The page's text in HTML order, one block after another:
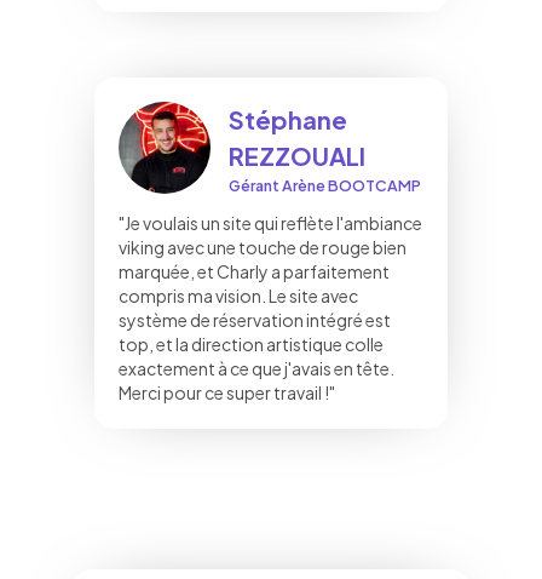
Stéphane
REZZOUALI
Gérant Arène BOOTCAMP
"Je voulais un site qui reflète l'ambiance
viking avec une touche de rouge bien
marquée, et Charly a parfaitement
compris ma vision. Le site avec
système de réservation intégré est
top, et la direction artistique colle
exactement à ce que j'avais en tête.
Merci pour ce super travail !"